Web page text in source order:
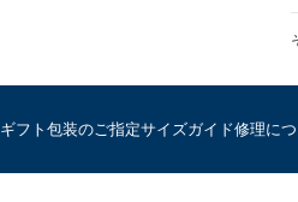
ギフト包装のご指定サイズガイド修理に